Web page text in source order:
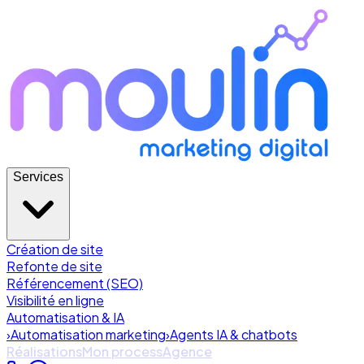
Services
Création de site
Refonte de site
Référencement (SEO)
Visibilité en ligne
Automatisation & IA
›Automatisation marketing›Agents IA & chatbots
RéalisationsMon processAgence